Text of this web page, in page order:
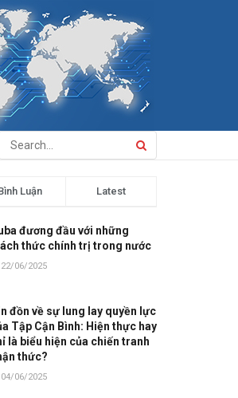
Luận Latest
đương đầu với những
thức chính trị trong nước
22/06/2025
đồn về sự lung lay quyền lực
Tập Cận Bình: Hiện thực hay
là biểu hiện của chiến tranh
thức?
04/06/2025